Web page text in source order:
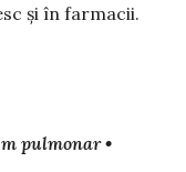
și în farmacii.
pulmonar •